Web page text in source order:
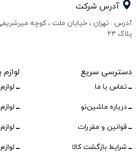
آدرس شرکت
آدرس : تهران ، خیابان ملت ، کوچه
پلاک ۲۴
دسترسی سریع
تماس با ما
درباره ماشین‌نو
قوانین و مقررات
شرایط بازگشت کالا